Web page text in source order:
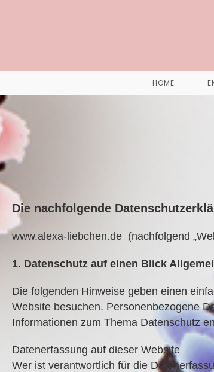
HOME
Die nachfolgende
www.alexa-liebchen.de (nachfolgend
1. Datenschutz auf einen Blick
Die folgenden Hinweise geben einen
Website besuchen. Personenbezogene
Informationen zum Thema Datenschutz
Datenerfassung auf dieser Website
Wer ist verantwortlich für die